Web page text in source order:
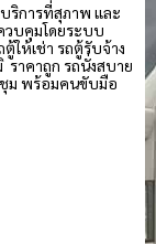
ริการที่สุภาพ และ
วบคุมโดยระบบ
ให้เช่า รถตู้รับจ้าง
าคาถูก รถนั่งสบาย
ชุม พร้อมคนขับมือ